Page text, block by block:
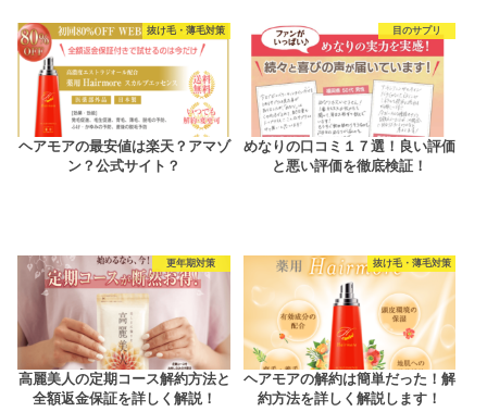
抜け毛・薄毛対策
ヘアモアの最安値は楽天？アマゾ
ン？公式サイト？
目のサプリ
めなりの口コミ１７選！良い評価
と悪い評価を徹底検証！
更年期対策
高麗美人の定期コース解約方法と
全額返金保証を詳しく解説！
抜け毛・薄毛対策
ヘアモアの解約は簡単だった！解
約方法を詳しく解説します！